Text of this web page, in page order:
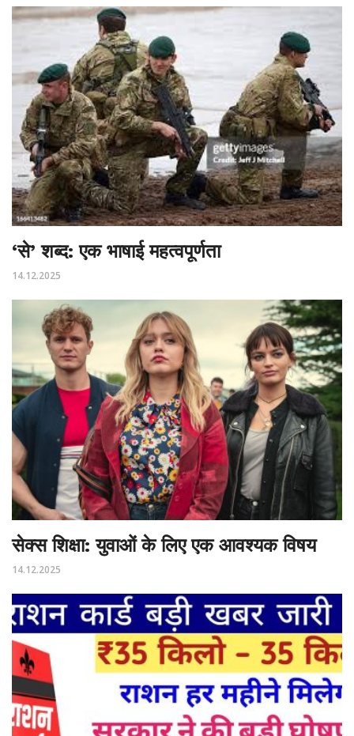
‘से’ शब्द: एक भाषाई महत्वपूर्णता
14.12.2025
सेक्स शिक्षा: युवाओं के लिए एक आवश्यक विषय
14.12.2025